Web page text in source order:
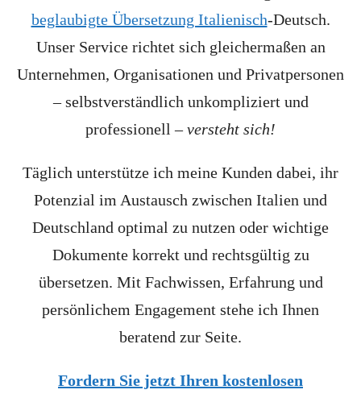
beglaubigte Übersetzung Italienisch-Deutsch.
Unser Service richtet sich gleichermaßen an
Unternehmen, Organisationen und Privatpersonen
– selbstverständlich unkompliziert und
professionell –versteht sich!
Täglich unterstütze ich meine Kunden dabei, ihr
Potenzial im Austausch zwischen Italien und
Deutschland optimal zu nutzen oder wichtige
Dokumente korrekt und rechtsgültig zu
übersetzen. Mit Fachwissen, Erfahrung und
persönlichem Engagement stehe ich Ihnen
beratend zur Seite.
Fordern Sie jetzt Ihren kostenlosen